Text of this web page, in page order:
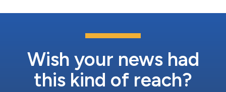
Wish your news had
this kind of reach?